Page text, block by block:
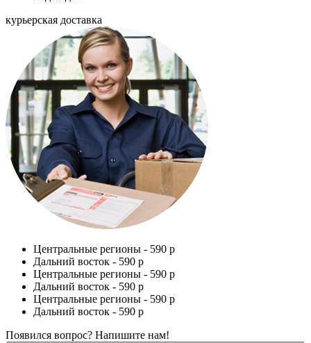
курьерская доставка
Центральные регионы - 590 р
Дальний восток - 590 р
Центральные регионы - 590 р
Дальний восток - 590 р
Центральные регионы - 590 р
Дальний восток - 590 р
Появился вопрос? Напишите нам!